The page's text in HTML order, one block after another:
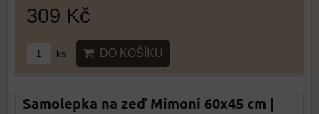
309 Kč
ks DO KOŠÍKU
Samolepka na zeď Mimoni 60x45 cm |